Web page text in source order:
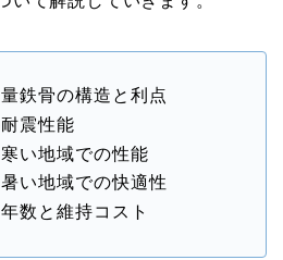
鉄骨の構造と利点
震性能
い地域での性能
い地域での快適性
数と維持コスト